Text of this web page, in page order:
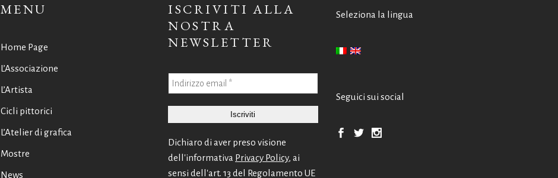
MENU
Home Page
L’Associazione
L’Artista
Cicli pittorici
L’Atelier di grafica
Mostre
News
ISCRIVITI ALLA
NOSTRA
NEWSLETTER
Dichiaro di aver preso visione
dell'informativa Privacy Policy, ai
sensi dell'art. 13 del Regolamento UE
Seleziona la lingua
Seguici sui social